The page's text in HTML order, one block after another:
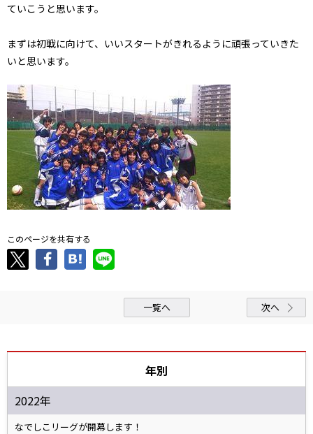
ていこうと思います。
まずは初戦に向けて、いいスタートがきれるように頑張っていきた
いと思います。
このページを共有する
一覧へ 次へ
年別
2022年
なでしこリーグが開幕します！